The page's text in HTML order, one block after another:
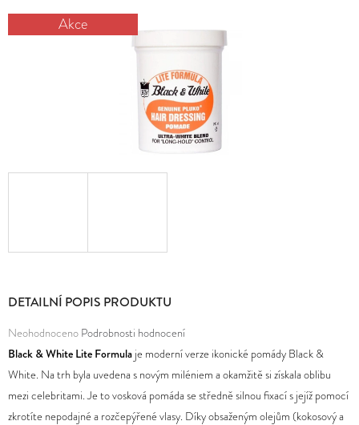
Akce
DETAILNÍ POPIS PRODUKTU
Průměrné
hodnocení
produktu
je
0,0
Neohodnoceno Podrobnosti hodnocení
Black & White Lite Formula je moderní verze ikonické pomády Black &
White. Na trh byla uvedena s novým miléniem a okamžitě si získala oblibu
mezi celebritami. Je to vosková pomáda se středně silnou fixací s jejíž pomocí
zkrotíte nepodajné a rozčepýřené vlasy. Díky obsaženým olejům (kokosový a
HLEDAT
D
R
Č
U
J
E
M
E